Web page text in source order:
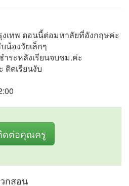
งเทพ ตอนนี้ต่อมหาลัยที่อังกฤษค่ะ
องวัยเล็กๆ
ระหลังเรียนจบชม.ค่ะ
ติดเรียนงับ
ดต่อคุณครู
กสอน